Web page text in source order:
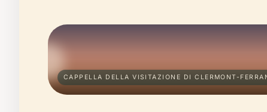
CAPPELLA DELLA VISITAZIONE DI CLERMONT-